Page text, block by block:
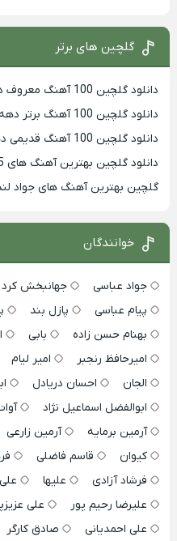
گلچین های برتر
دانلود گلچین 100 آهنگ معروف دهه 80
دانلود گلچین 100 آهنگ برتر دهه 70
دانلود گلچین 100 آهنگ قدیمی دهه 60 و 50
دانلود گلچین بهترین آهنگ های 1405
گلچین بهترین آهنگ های جواد
خوانندگان
جواد عباسی جهانبخش کرد
پیام عباسی
پازل بند
بهنام حسن زاده
بابی
امیرحافظ رنجبر
امیر لیام
الجان
احسان دریادل
ابوالفضل اسماعیل نژاد
آرمین برمایه
آرمین زارعی
کیوان
قاسم فاضلی
فرشاد آزادی
علیها
علیرضا رحیم پور
علی
علی احمدیانی
صادق کارگر